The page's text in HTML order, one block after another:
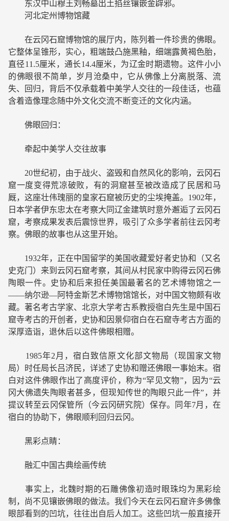
东汉中山穆王刘畅墓出土掐丝镶嵌金辟邪。
河北定州博物馆藏
在云冈石窟博物馆的展厅内，陈列着一件珍贵的佛眼。
它整体呈锥形，实心，粗端鼓凸施黑釉，细端露黄褐色胎，
直径11.5厘米，通长14.4厘米，为辽金时期遗物。这件小小
的佛眼很不简单，岁月沧桑中，它从佛像上分离脱落、流
失、回归，背后不仅承载着中美学人交往的一段佳话，也蕴
含着造像理念随中外文化交流不断变迁的文化内涵。
佛眼回归：
牵起中美学人交往故事
20世纪初，由于战火、盗毁和自然风化的影响，云冈石
窟一度变得荒凉破败，有的洞窟甚至被改造成了民居和马
厩，这座壮伟瑰丽的皇家石窟被历史的尘埃掩盖。1902年，
日本学者伊东忠太在考察大同辽金建筑时意外邂逅了云冈石
窟，考察成果发表后震惊世界，吸引了众多学者前往云冈考
察。佛眼的故事也从这里开始。
1932年，正在中国留学的美国收藏爱好者史协和（又名
史克门）来到云冈石窟考察，其间从村民家中购得云冈石佛
陶眼一件。史协和后来担任美国最著名的艺术博物馆之一
——纳尔逊—阿特金斯艺术博物馆馆长，对中国文物颇有收
藏。著名考古学家、北京大学考古系教授宿白先生是中国石
窟寺考古的开创者，史协和因景仰宿白在石窟寺考古方面的
深厚造诣，退休后以这件佛眼相赠。
1985年2月，宿白致信原文化部文物局（现国家文物
局）时任局长吕济民，详述了史协和赠还佛眼一事始末。宿
白对这件佛眼作出了高度评价，称为“罕见文物”，因为“云
冈大佛遗失陶眼者甚多，但现知传世的陶眼只此一件”，并
提议转至云冈保管所（今云冈研究院）保存。同年7月，在
宿白的协助下，佛眼顺利回归云冈。
黑彩点睛：
融汇中国古典绘画传统
事实上，北魏时期的石雕佛像初造时眼珠均为黑彩绘
制，尚不见镶嵌佛眼的做法。我们今天在云冈石窟许多佛像
眼部看到的凹坑，往往出自后人加工。这些凹坑一般直接开